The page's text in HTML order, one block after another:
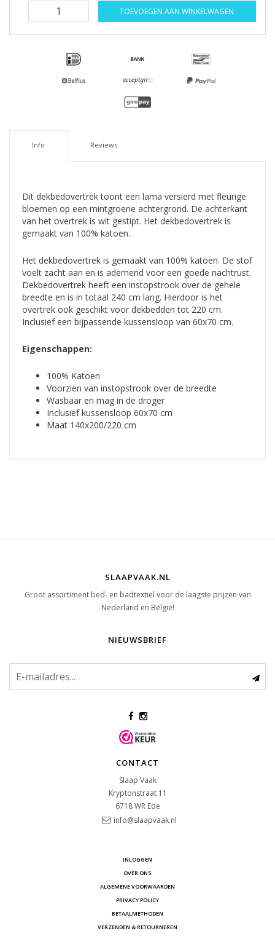
TOEVOEGEN AAN WINKELWAGEN
Info Reviews
Dit dekbedovertrek toont een lama versierd met fleurige
bloemen op een mintgroene achtergrond. De achterkant
van het overtrek is wit gestipt. Het dekbedovertrek is
gemaakt van 100% katoen.
Het dekbedovertrek is gemaakt van 100% katoen. De stof
voelt zacht aan en is ademend voor een goede nachtrust.
Dekbedovertrek heeft een instopstrook over de gehele
breedte en is in totaal 240 cm lang. Hierdoor is het
overtrek ook geschikt voor dekbedden tot 220 cm.
Inclusief een bijpassende kussensloop van 60x70 cm.
Eigenschappen:
100% Katoen
Voorzien van instopstrook over de breedte
Wasbaar en mag in de droger
Inclusief kussensloop 60x70 cm
Maat 140x200/220 cm
SLAAPVAAK.NL
Groot assortiment bed- en badtextiel voor de laagste prijzen van
Nederland en België!
NIEUWSBRIEF
CONTACT
Slaap Vaak
Kryptonstraat 11
6718 WR Ede
info@slaapvaak.nl
INLOGGEN
OVER ONS
ALGEMENE VOORWAARDEN
PRIVACY POLICY
BETAALMETHODEN
VERZENDEN & RETOURNEREN